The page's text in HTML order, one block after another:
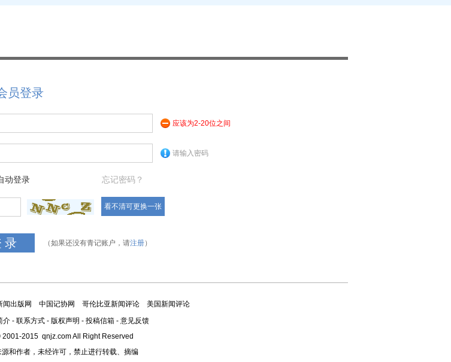
员登录
应该为2-20位之间
请输入密码
动登录 忘记密码？
看不清可更换一张
（如果还没有青记账户，请注册）
闻出版网 中国记协网 哥伦比亚新闻评论
美国新闻评论
介- 联系方式- 版权声明 - 投稿信箱- 意见反馈
2015 qnjz.com All Right Reserved
和作者，未经许可，禁止进行转载、摘编